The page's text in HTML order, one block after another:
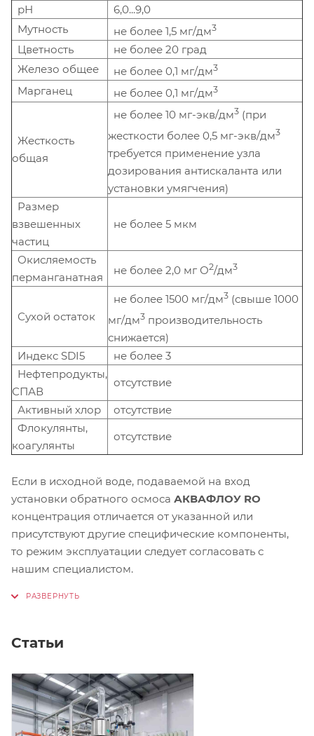
рН
6,0...9,0
Мутность
не более 1,5 мг/дм3
Цветность
не более 20 град
Железо общее
не более 0,1 мг/дм3
Марганец не более 0,1 мг/дм3
Жесткость
общая
не более 10 мг-экв/дм3 (при
жесткости более 0,5 мг-экв/дм3
требуется применение узла
дозирования антискаланта или
установки умягчения)
Размер
взвешенных
частиц
не более 5 мкм
Окисляемость
перманганатная
не более 2,0 мг О2/дм3
Сухой остаток
не более 1500 мг/дм3 (свыше 1000
мг/дм3 производительность
снижается)
Индекс SDI5
не более 3
Нефтепродукты,
СПАВ
отсутствие
Активный хлор
отсутствие
Флокулянты,
коагулянты
отсутствие
Если в исходной воде, подаваемой на вход
установки обратного осмоса АКВАФЛОУ RO
концентрация отличается от указанной или
присутствуют другие специфические компоненты,
то режим эксплуатации следует согласовать с
нашим специалистом.
Статьи